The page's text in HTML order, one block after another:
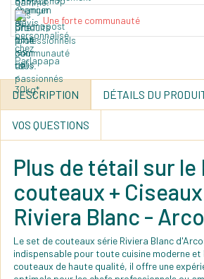
Une forte communauté
DESCRIPTION DÉTAILS DU
VOS QUESTIONS
Plus de tétail sur le
couteaux +
Riviera Blanc -
Le set de couteaux série Riviera Blanc
indispensable pour toute cuisine moderne et
couteaux de haute qualité, il offre une